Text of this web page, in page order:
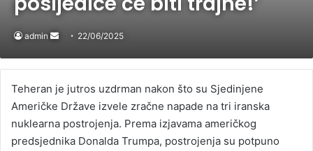
admin
Send
email
22/06/2025
Teheran je jutros uzdrman nakon što su Sjedinjene
Američke Države izvele zračne napade na tri iranska
nuklearna postrojenja. Prema izjavama američkog
predsjednika Donalda Trumpa, postrojenja su potpuno